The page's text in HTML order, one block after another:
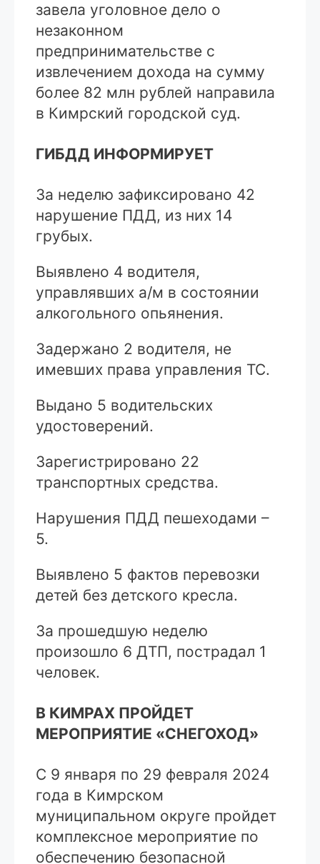
завела уголовное дело о
незаконном
предпринимательстве с
извлечением дохода на сумму
более 82 млн рублей направила
в Кимрский городской суд.
ГИБДД ИНФОРМИРУЕТ
За неделю зафиксировано 42
нарушение ПДД, из них 14
грубых.
Выявлено 4 водителя,
управлявших а/м в состоянии
алкогольного опьянения.
Задержано 2 водителя, не
имевших права управления ТС.
Выдано 5 водительских
удостоверений.
Зарегистрировано 22
транспортных средства.
Нарушения ПДД пешеходами –
5.
Выявлено 5 фактов перевозки
детей без детского кресла.
За прошедшую неделю
произошло 6 ДТП, пострадал 1
человек.
В КИМРАХ ПРОЙДЕТ
МЕРОПРИЯТИЕ «СНЕГОХОД»
С 9 января по 29 февраля 2024
года в Кимрском
муниципальном округе пройдет
комплексное мероприятие по
обеспечению безопасной